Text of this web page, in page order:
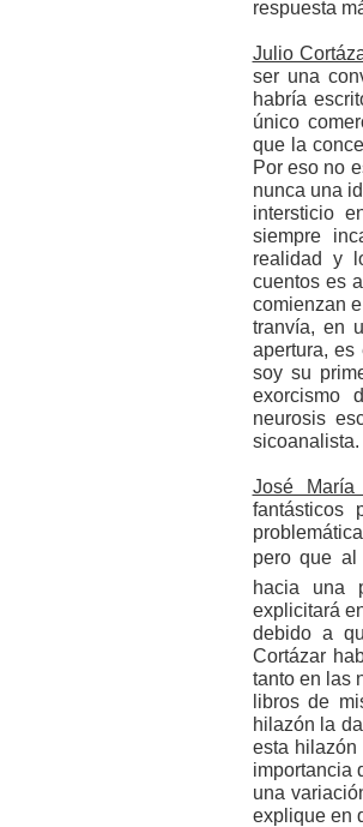
respuesta
Julio
ser una
habría
único
que la
Por eso no
nunca una
intersticio
siempre
realidad y
cuentos es
comienzan
tranvía, en
apertura,
soy su
exorcismo
neurosis
sicoanalista.
José María
fantásticos
pero que al
hacia una
explicitará
debido a
Cortázar
tanto en las
libros de
hilazón la
esta
importancia
una
explique en